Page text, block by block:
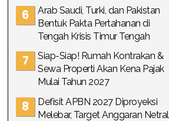
Arab Saudi, Turki, dan Pakistan
Bentuk Pakta Pertahanan di
Tengah Krisis Timur Tengah
Siap-Siap! Rumah Kontrakan &
Sewa Properti Akan Kena Pajak
Mulai Tahun 2027
Defisit APBN 2027 Diproyeksi
Melebar, Target Anggaran Netral